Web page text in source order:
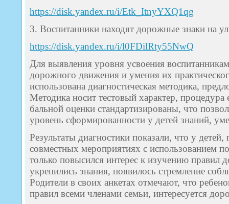
https://disk.yandex.ru/i/Etk_ItnyYXQ1qg
3. Воспитанники находят дорожные знаки на
https://disk.yandex.ru/i/l0FDilRty55NwQ
Для выявления уровня усвоения
дорожного движения и умения их
использована диагностическая методика,
Методика носит тестовый характер, процедура
бальной оценки стандартизированы, что
уровень сформированности у детей знаний,
Результаты диагностики показали, что у
совместных мероприятиях с использованием
только повысился интерес к изучению правил
укрепились знания, появилось стремление
Родители в своих анкетах отмечают, что
правил всеми членами семьи, интересуется